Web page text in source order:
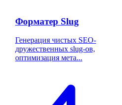
Форматер Slug
Генерация чистых SEO-
дружественных slug-ов,
оптимизация мета...